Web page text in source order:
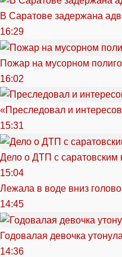
В Саратове задержана
16:29
Пожар на мусорном
16:02
«Преследовал и
15:31
Дело о ДТП с саратовским
15:04
Лежала в воде вниз
14:45
Годовалая девочка
14:36